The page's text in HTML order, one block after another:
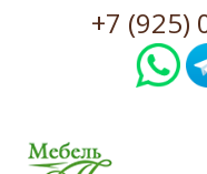
+7 (925)